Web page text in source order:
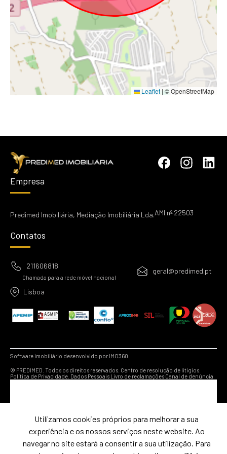
Leaflet | © OpenStreetMap
Empresa
Predimed Imobiliária, Mediação Imobiliária Lda.AMI nº 22503
Contatos
211606818
Chamada para a rede móvel nacional
geral@predimed.pt
Lisboa
Software imobiliário desenvolvido por IMO360
© PREDIMED. Todos os direitos reservados. Centro de resolução de litígios.
Política de Privacidade. Dados PessoaisLivro de reclamações Canal de denúncia
Utilizamos cookies próprios para melhorar a sua
experiência e os nossos serviços neste website. Ao
navegar no site estará a consentir a sua utilização. Para